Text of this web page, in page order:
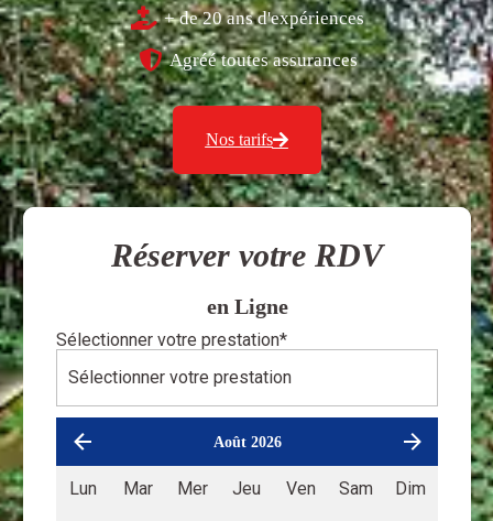
+ de 20 ans d'expériences
Agréé toutes assurances
Nos tarifs
Réserver votre RDV
en Ligne
Sélectionner votre prestation*
Août 2026
Lun Mar Mer Jeu Ven Sam Dim